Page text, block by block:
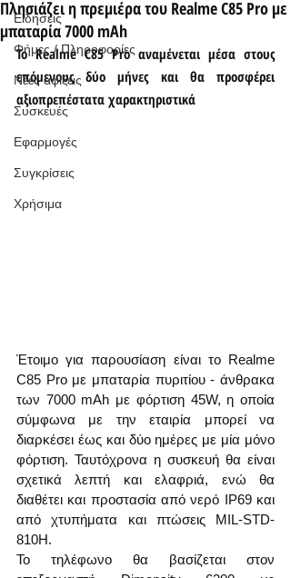
Ειδήσεις
Φήμες / Πληροφορίες
Νέες αφίξεις
Συσκευές
Εφαρμογές
Συγκρίσεις
Χρήσιμα
Πλησιάζει η πρεμιέρα του Realme C85 Pro με
μπαταρία 7000 mAh
Το Realme C85 Pro αναμένεται μέσα στους
επόμενους δύο μήνες και θα προσφέρει
αξιοπρεπέστατα χαρακτηριστικά
Έτοιμο για παρουσίαση είναι το Realme
C85 Pro με μπαταρία πυριτίου - άνθρακα
των 7000 mAh με φόρτιση 45W, η οποία
σύμφωνα με την εταιρία μπορεί να
διαρκέσει έως και δύο ημέρες με μία μόνο
φόρτιση. Ταυτόχρονα η συσκευή θα είναι
σχετικά λεπτή και ελαφριά, ενώ θα
διαθέτει και προστασία από νερό IP69 και
από χτυπήματα και πτώσεις MIL-STD-
810H.
Το τηλέφωνο θα βασίζεται στον